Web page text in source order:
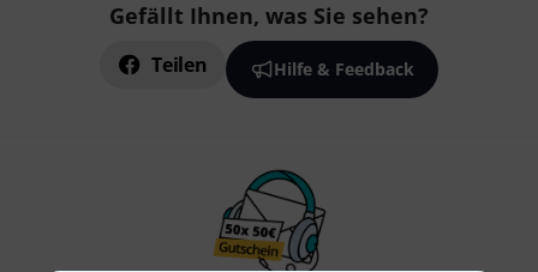
Gefällt Ihnen, was Sie sehen?
Teilen Hilfe & Feedback